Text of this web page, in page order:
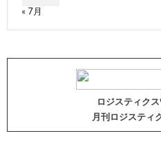
« 7月
ロジスティク
月刊ロジスティ